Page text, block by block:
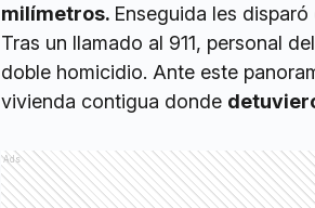
milímetros. Enseguida les
Tras un llamado al 911, personal
doble homicidio. Ante este
vivienda contigua donde
Ads